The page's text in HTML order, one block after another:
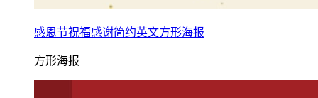
感恩节祝福感谢简约英文方形海报
方形海报